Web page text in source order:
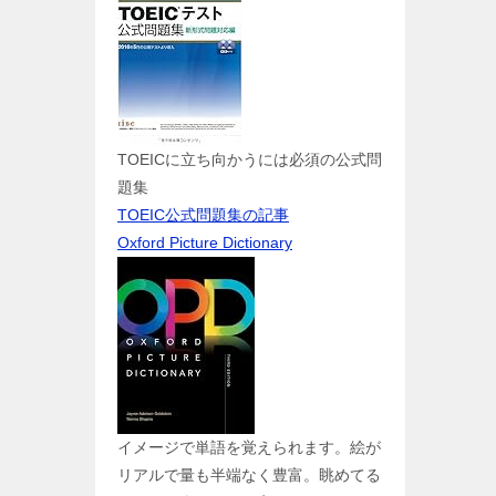
TOEICに立ち向かうには必須の公式問
題集
TOEIC公式問題集の記事
Oxford Picture Dictionary
イメージで単語を覚えられます。絵が
リアルで量も半端なく豊富。眺めてる